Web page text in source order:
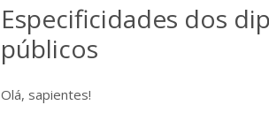
Especificidades dos
públicos
Olá, sapientes!